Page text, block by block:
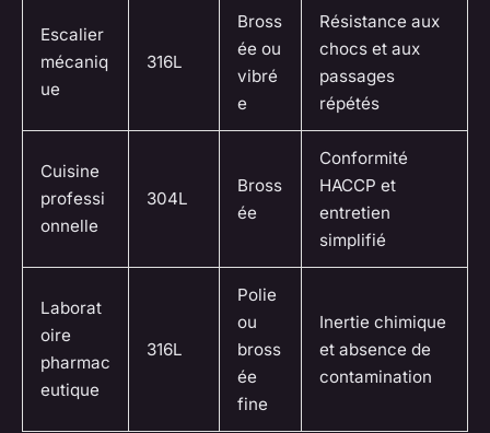
Escalier
mécaniq
ue
316L
Bross
ée ou
vibré
e
Résistance aux
chocs et aux
passages
répétés
Cuisine
professi
onnelle
304L
Bross
ée
Conformité
HACCP et
entretien
simplifié
Laborat
oire
pharmac
eutique
316L
Polie
ou
bross
ée
fine
Inertie chimique
et absence de
contamination